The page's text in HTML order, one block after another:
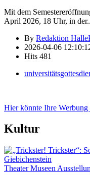
Mit dem
April 2026, 18 Uhr, in der
By Redaktion
2026-04-06
Hits 481
Hier könnte Ihre Werbung
Kultur
Theater Museen